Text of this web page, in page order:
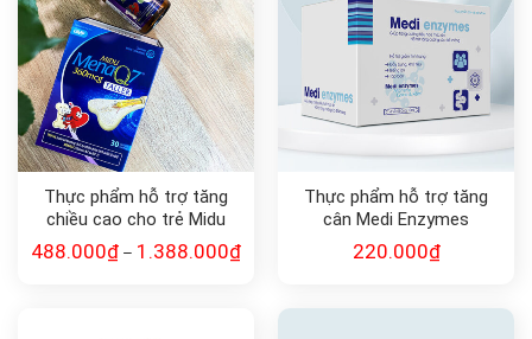
Thực phẩm hỗ trợ tăng
chiều cao cho trẻ Midu
MenaQ7 360mcg Taller
488.000₫ – 1.388.000₫
Thực phẩm hỗ trợ tăng
cân Medi Enzymes
220.000₫